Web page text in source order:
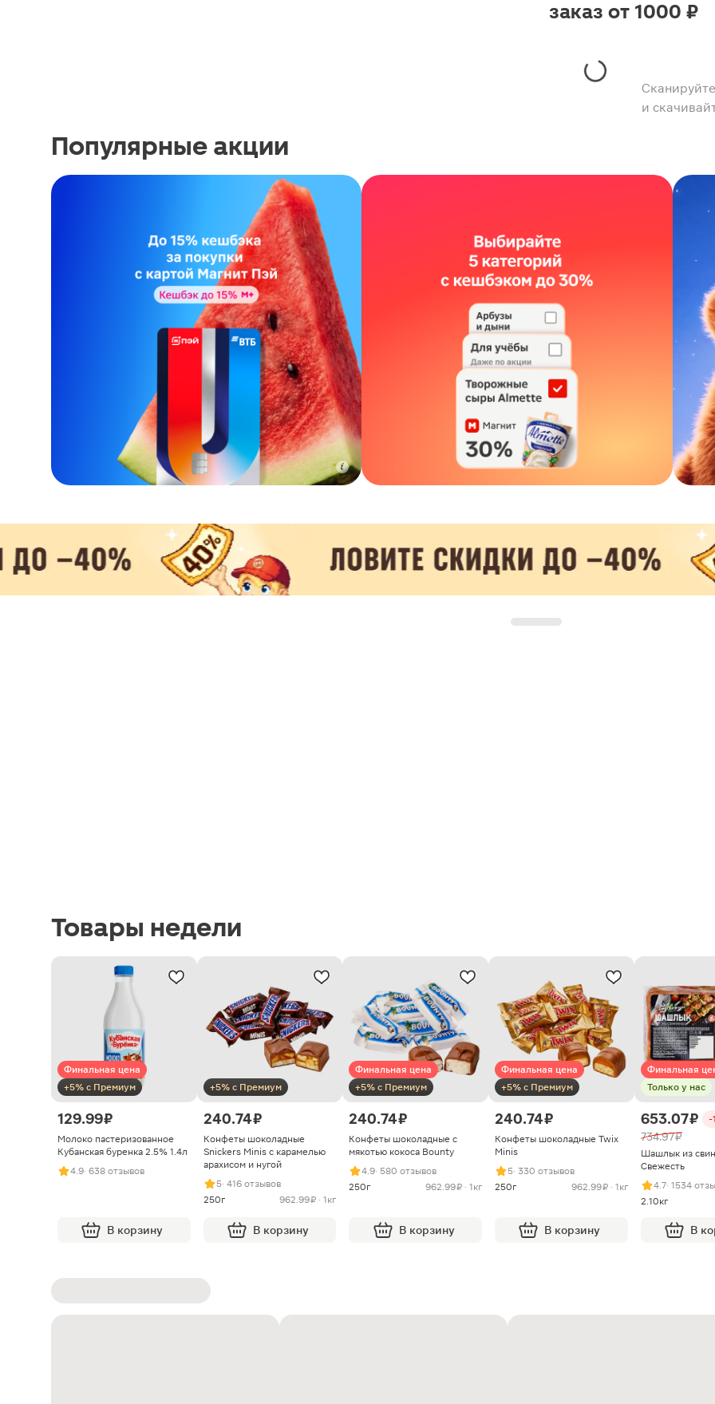
и
заказ от 1000 ₽
Популярные акции
Товары недели
Финальная цена
+5% с Премиум
129.99 ₽
Молоко пастеризованное
Кубанская буренка 2.5% 1.4л
4.9· 638 отзывов
В корзину
+5% с Премиум
240.74 ₽
Конфеты шоколадные
Snickers Minis с карамелью
арахисом и нугой
5· 416 отзывов
250г
962.99 ₽ · 1кг
В корзину
Финальная цена
+5% с Премиум
240.74 ₽
Конфеты шоколадные с
мякотью кокоса Bounty
4.9· 580 отзывов
250г
962.99 ₽ · 1кг
В корзину
Финальная цена
+5% с Премиум
240.74 ₽
Конфеты шоколадные Twix
Minis
5· 330 отзывов
250г
962.99 ₽ · 1кг
В корзину
Финальная
Только у нас
653.07 ₽ -
734.97 ₽
Шашлык из
Свежесть
4.7· 1534
2.10кг
В